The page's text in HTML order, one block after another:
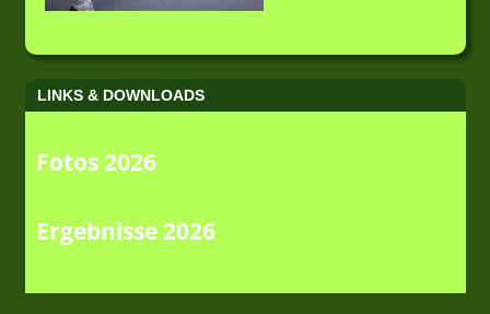
LINKS & DOWNLOADS
Fotos 2026
Ergebnisse 2026